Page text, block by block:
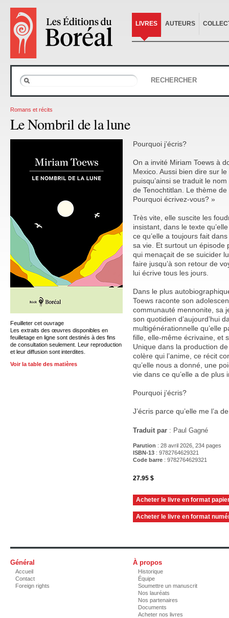
LIVRES AUTEURS
RECHERCHER
Romans et récits
Le Nombril de la lune
Feuilleter cet ouvrage
Les extraits des œuvres disponibles en
feuilletage en ligne sont destinés à des fins
de consultation seulement. Leur reproduction
et leur diffusion sont interdites.
Voir la table des matières
Pourquoi j’écris?
On a invité Miriam Toews à
Mexico. Aussi bien dire sur
puisqu’ainsi se traduit le
de Tenochtitlan. Le thème
Pourquoi écrivez-vous? »
Très vite, elle suscite les
insistant, dans le texte
ce qu’elle a toujours fait
sa vie. Et surtout un épisode
qui menaçait de se suicider
faire jusqu’à son retour de
lui écrive tous les jours.
Dans le plus
Toews raconte son
communauté mennonite, sa
son quotidien d’aujourd’hui
multigénérationnelle qu’elle
fille, elle-même écrivaine, et
Unique dans la production
colère qui l’anime, ce récit
qu’elle nous a donné, une
vie dans ce qu’elle a de plus
Pourquoi j’écris?
J’écris parce qu’elle me l’a
Traduit par : Paul Gagné
Parution : 28 avril 2026, 234 pages
ISBN-13 : 9782764629321
Code barre : 9782764629321
27.95 $
Acheter le livre en format
Acheter le livre en format
Général
Accueil
Contact
Foreign rights
À propos
Historique
Équipe
Soumettre un manuscrit
Nos lauréats
Nos partenaires
Documents
Acheter nos livres